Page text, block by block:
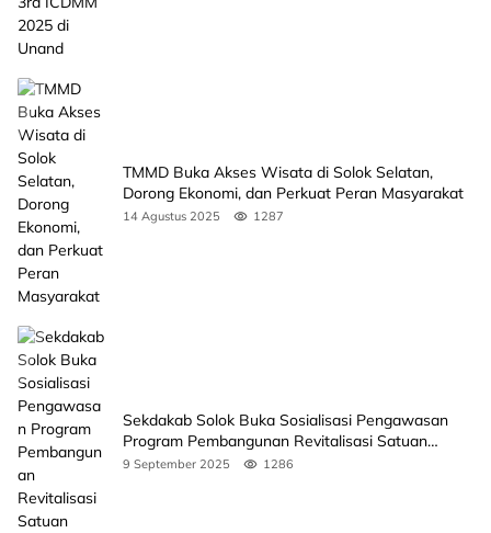
TMMD Buka Akses Wisata di Solok Selatan,
Dorong Ekonomi, dan Perkuat Peran Masyarakat
14 Agustus 2025 1287
Sekdakab Solok Buka Sosialisasi Pengawasan
Program Pembangunan Revitalisasi Satuan
Pendidikan
9 September 2025 1286